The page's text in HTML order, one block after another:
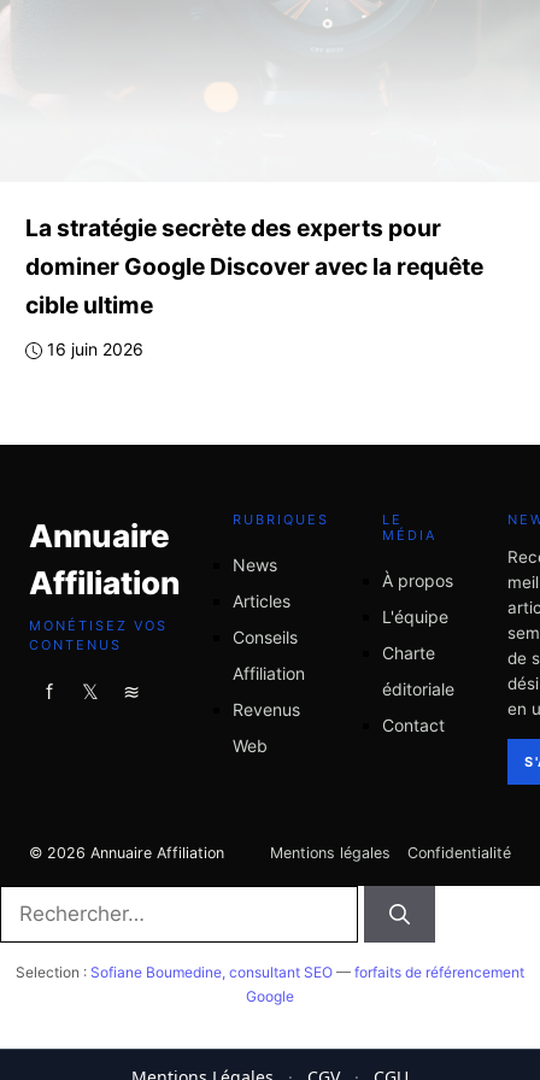
La stratégie secrète des experts pour
dominer Google Discover avec la requête
cible ultime
16 juin 2026
Annuaire
Affiliation
MONÉTISEZ VOS
CONTENUS
f 𝕏 ≋
RUBRIQUES
News
Articles
Conseils
Affiliation
Revenus
Web
LE
MÉDIA
À propos
L'équipe
Charte
éditoriale
Contact
de
en
© 2026 Annuaire Affiliation Mentions légales Confidentialité
Rechercher :
Selection : Sofiane Boumedine, consultant SEO — forfaits de référencement
Google